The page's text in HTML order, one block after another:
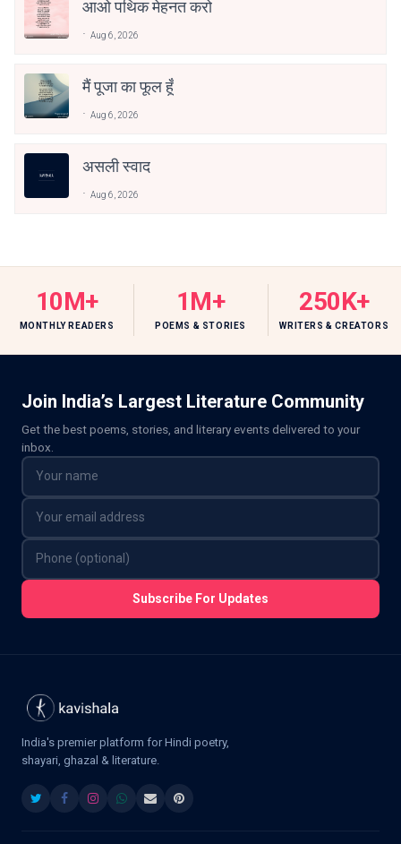
आओ पथिक मेहनत करो
Aug 6, 2026
मैं पूजा का फूल हूँ
Aug 6, 2026
असली स्वाद
Aug 6, 2026
10M+
MONTHLY READERS
1M+
POEMS & STORIES
250K+
WRITERS & CREATORS
Join India’s Largest Literature Community
Get the best poems, stories, and literary events delivered to your
inbox.
Subscribe For Updates
India's premier platform for Hindi poetry,
shayari, ghazal & literature.